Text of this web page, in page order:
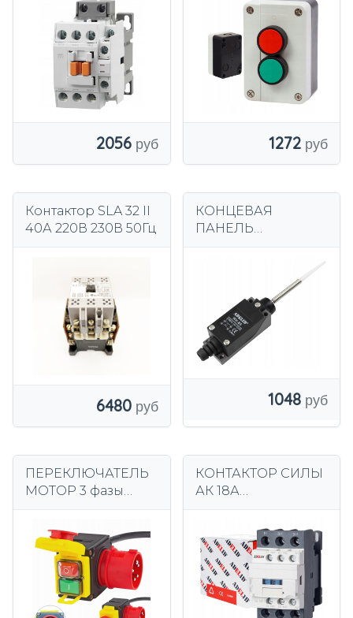
ШАНС
2056 1272
Контактор SLA 32 II
40А 220В 230В 50Гц
6480
КОНЦЕВАЯ
ПАНЕЛЬ
ВЫКЛЮЧАТЕЛЬ С
ПРУЖИНОЙ
1048
ПЕРЕКЛЮЧАТЕЛЬ
МОТОР 3 фазы
КОНТАКТОР СИЛЫ
АК 18А
С КАТУШКОЙ 230В
АК 3П 1НО 1НК